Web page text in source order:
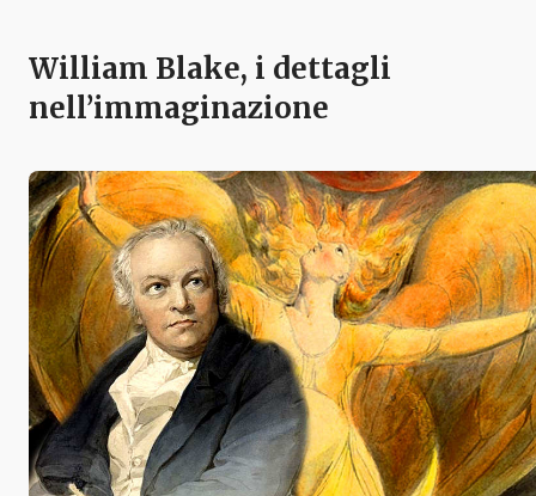
William Blake, i dettagli
nell’immaginazione